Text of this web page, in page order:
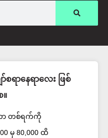
စရာနေရာလေး ဖြစ်
။
တစ်ရက်ကို
မှ 80,000 ထိ